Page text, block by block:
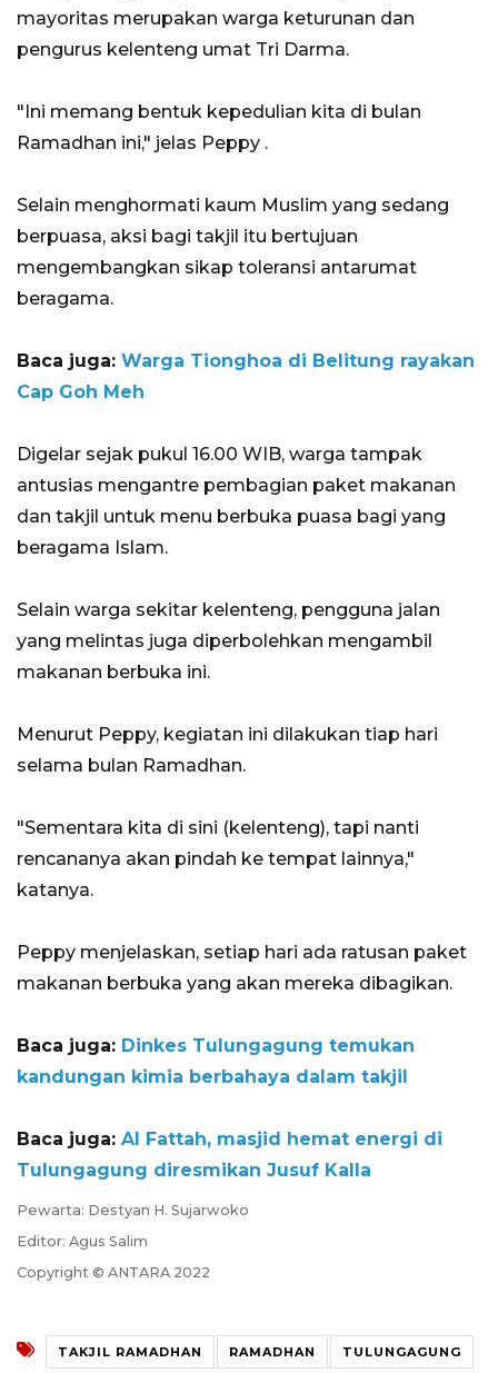
mayoritas merupakan warga keturunan dan
pengurus kelenteng umat Tri Darma.
"Ini memang bentuk kepedulian kita di bulan
Ramadhan ini," jelas Peppy .
Selain menghormati kaum Muslim yang sedang
berpuasa, aksi bagi takjil itu bertujuan
mengembangkan sikap toleransi antarumat
beragama.
Baca juga: Warga Tionghoa di Belitung rayakan
Cap Goh Meh
Digelar sejak pukul 16.00 WIB, warga tampak
antusias mengantre pembagian paket makanan
dan takjil untuk menu berbuka puasa bagi yang
beragama Islam.
Selain warga sekitar kelenteng, pengguna jalan
yang melintas juga diperbolehkan mengambil
makanan berbuka ini.
Menurut Peppy, kegiatan ini dilakukan tiap hari
selama bulan Ramadhan.
"Sementara kita di sini (kelenteng), tapi nanti
rencananya akan pindah ke tempat lainnya,"
katanya.
Peppy menjelaskan, setiap hari ada ratusan paket
makanan berbuka yang akan mereka dibagikan.
Baca juga: Dinkes Tulungagung temukan
kandungan kimia berbahaya dalam takjil
Baca juga: Al Fattah, masjid hemat energi di
Tulungagung diresmikan Jusuf Kalla
Pewarta: Destyan H. Sujarwoko
Editor: Agus Salim
Copyright © ANTARA 2022
TAKJIL RAMADHAN RAMADHAN TULUNGAGUNG